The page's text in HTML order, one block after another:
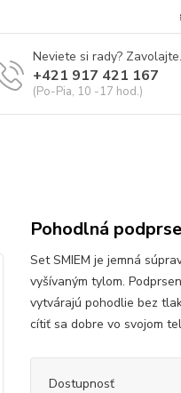
Neviete si rady? Zavolajte.
+421 917 421 167
(Po-Pia, 10 -17 hod.)
Pohodlná
Set SMIEM je jemná
vyšívaným tylom.
vytvárajú pohodlie bez
cítiť sa dobre vo svojom
Dostupnosť